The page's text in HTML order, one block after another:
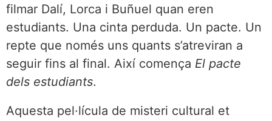
filmar Dalí, Lorca i Buñuel quan eren
estudiants. Una cinta perduda. Un pacte. Un
repte que només uns quants s’atreviran a
seguir fins al final. Així comença El pacte
dels estudiants.
Aquesta pel·lícula de misteri cultural et